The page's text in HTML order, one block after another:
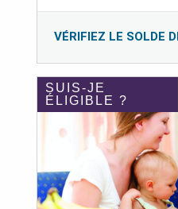
VÉRIFIEZ LE SOLDE
SUIS-JE
ÉLIGIBLE ?